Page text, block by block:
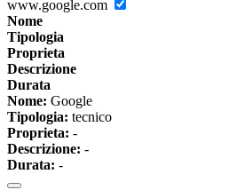
www.google.com
Nome
Tipologia
Proprieta
Descrizione
Durata
Nome: Google
Tipologia: tecnico
Proprieta: -
Descrizione: -
Durata: -